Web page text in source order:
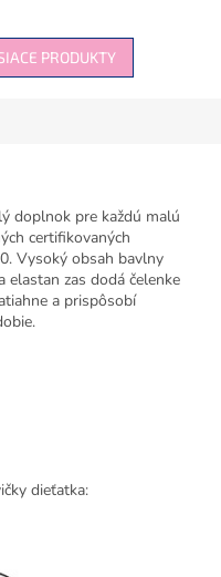
PRODUKTY
doplnok pre každú malú
certifikovaných
Vysoký obsah bavlny
elastan zas dodá čelenke
a prispôsobí
dieťatka: